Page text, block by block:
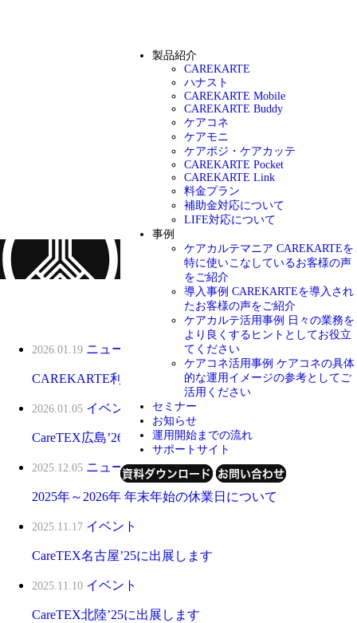
製品紹介
CAREKARTE
ハナスト
CAREKARTE Mobile
CAREKARTE Buddy
ケアコネ
ケアモニ
ケアポジ・ケアカッテ
CAREKARTE Pocket
CAREKARTE Link
料金プラン
補助金対応について
LIFE対応について
事例
ケアカルテマニア CAREKARTEを
特に使いこなしているお客様の声
をご紹介
導入事例 CAREKARTEを導入され
たお客様の声をご紹介
ケアカルテ活用事例
日々の業務を
より良くするヒントとしてお役立
てください
ケアコネ活用事例 ケアコネの具体
的な運用イメージの参考としてご
活用ください
セミナー
お知らせ
運用開始までの流れ
サポートサイト
資料ダウンロード お問い合わせ
お知らせ
2026.01.19 ニュース
CAREKARTE利用規約の改訂
2026.01.05 イベント
CareTEX広島’26に出展します
2025.12.05 ニュース
2025年～2026年 年末年始の休業日について
2025.11.17 イベント
CareTEX名古屋’25に出展します
2025.11.10 イベント
CareTEX北陸’25に出展します